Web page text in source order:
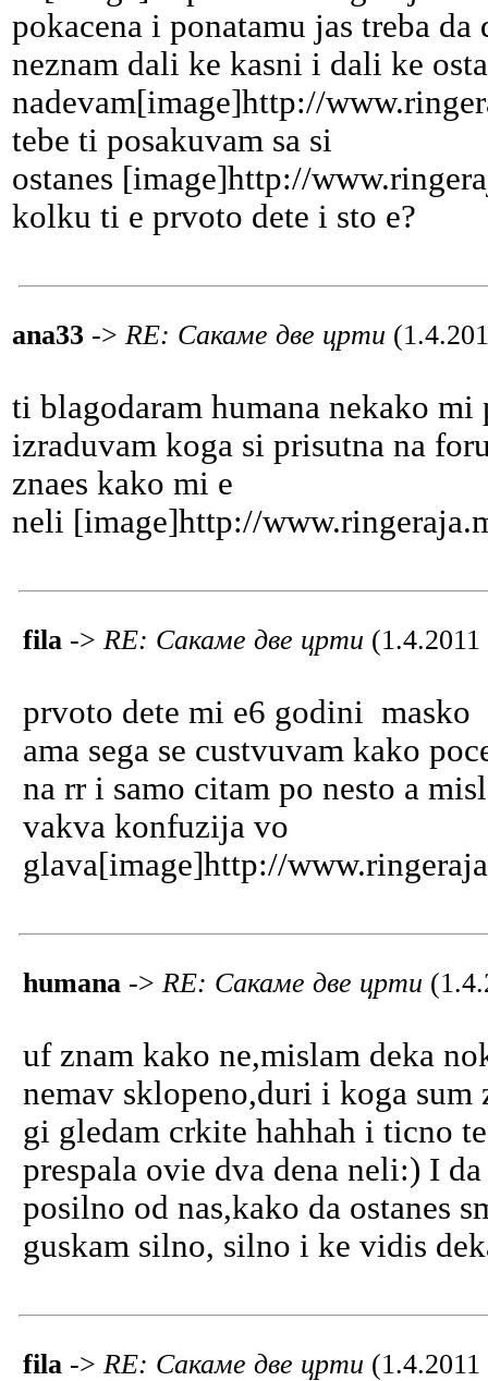
pokacena i ponatamu jas treba
neznam dali ke kasni i dali ke
nadevam[image]http://
tebe ti posakuvam sa si
ostanes [image]http://
kolku ti e prvoto dete i sto e?
ana33 -> RE: Сакаме две црти
ti blagodaram humana nekako mi
izraduvam koga si prisutna na
znaes kako mi e
neli [image]http://
fila-> RE: Сакаме две црти
prvoto dete mi e6 godini masko
ama sega se custvuvam kako
na rr i samo citam po nesto a
vakva konfuzija vo
glava[image]http://
humana -> RE: Сакаме две црти
uf znam kako ne,mislam deka
nemav sklopeno,duri i koga sum
gi gledam crkite hahhah i ticno
prespala ovie dva dena neli:) I
posilno od nas,kako da ostanes
guskam silno, silno i ke vidis
fila -> RE: Сакаме две црти